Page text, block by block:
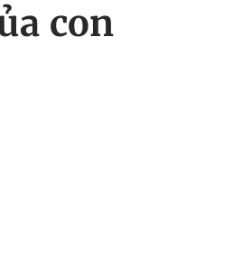
con